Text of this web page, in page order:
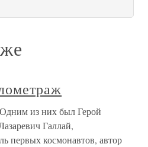
из них был Герой
Галлай,
первых космонавтов, автор